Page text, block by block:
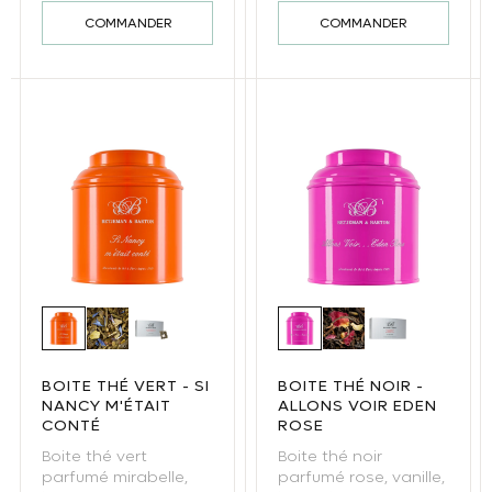
COMMANDER COMMANDER
Boite thé vert - Si Nancy m'était conté
Thé vert Si Nancy m'était conté
Si Nancy m'était conté - thé vert sachet
BOITE THÉ VERT - SI
NANCY M'ÉTAIT
CONTÉ
Boite thé vert
parfumé mirabelle,
Boite thé noir - Allons
Thé noir Eden
Eden Rose -
BOITE THÉ NOIR -
ALLONS VOIR EDEN
ROSE
Boite thé noir
parfumé rose, vanille,